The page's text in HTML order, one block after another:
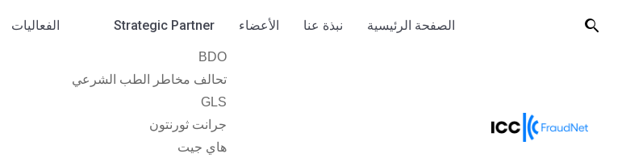
الصفحة الرئيسية نبذة عنا الأعضاء Strategic Partner
BDO
تحالف مخاطر الطب الشرعي
GLS
جرانت ثورنتون
هاي جيت
الفعاليات